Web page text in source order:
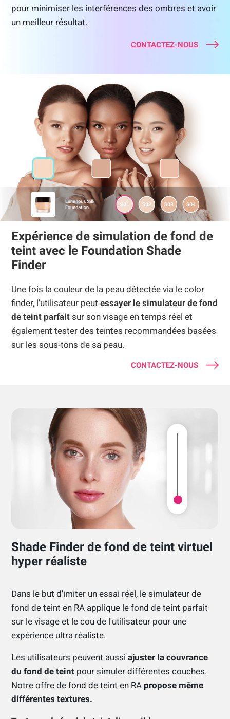
pour minimiser les interférences des ombres et avoir
un meilleur résultat.
CONTACTEZ-NOUS
Expérience de simulation de fond de
teint avec le Foundation Shade
Finder
Une fois la couleur de la peau détectée via le color
finder, l'utilisateur peutessayer le simulateur de fond
de teint parfait sur son visage en temps réel et
également tester des teintes recommandées basées
sur les sous-tons de sa peau.
CONTACTEZ-NOUS
Shade Finder de fond de teint virtuel
hyper réaliste
Dans le but d'imiter un essai réel, le simulateur de
fond de teint en RA applique le fond de teint parfait
sur le visage et le cou de l'utilisateur pour une
expérience ultra réaliste.
Les utilisateurs peuvent aussiajuster la couvrance
du fond de teint pour simuler différentes couches.
Notre offre de fond de teint en RA propose même
différentes textures.